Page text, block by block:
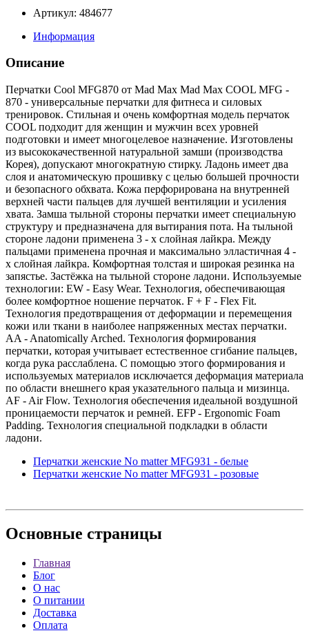
Артикул: 484677
Информация
Описание
Перчатки Cool MFG870 от Mad Max Mad Max COOL MFG -
870 - универсальные перчатки для фитнеса и силовых
тренировок. Стильная и очень комфортная модель перчаток
COOL подходит для женщин и мужчин всех уровней
подготовки и имеет многоцелевое назначение. Изготовлены
из высококачественной натуральной замши (производства
Корея), допускают многократную стирку. Ладонь имеет два
слоя и анатомическую прошивку с целью большей прочности
и безопасного обхвата. Кожа перфорирована на внутренней
верхней части пальцев для лучшей вентиляции и усиления
хвата. Замша тыльной стороны перчатки имеет специальную
структуру и предназначена для вытирания пота. На тыльной
стороне ладони применена 3 - х слойная лайкра. Между
пальцами применена прочная и максимально элластичная 4 -
х слойная лайкра. Комфортная толстая и широкая резинка на
запястье. Застёжка на тыльной стороне ладони. Используемые
технологии: EW - Easy Wear. Технология, обеспечивающая
более комфортное ношение перчаток. F + F - Flex Fit.
Технология предотвращения от деформации и перемещения
кожи или ткани в наиболее напряженных местах перчатки.
AA - Anatomically Arched. Технология формирования
перчатки, которая учитывает естественное сгибание пальцев,
когда рука расслаблена. С помощью этого формирования и
используемых материалов исключается деформация материала
по области внешнего края указательного пальца и мизинца.
AF - Air Flow. Технология обеспечения идеальной воздушной
проницаемости перчаток и ремней. EFP - Ergonomic Foam
Padding. Технология специальной подкладки в области
ладони.
Перчатки женские No matter MFG931 - белые
Перчатки женские No matter MFG931 - розовые
Основные страницы
Главная
Блог
О нас
О питании
Доставка
Оплата